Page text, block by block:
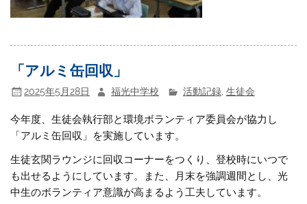
「アルミ缶回収」
2025年5月28日 福光中学校 活動記録, 生徒会
今年度、生徒会執行部と環境ボランティア委員会が協力し
「アルミ缶回収」を実施しています。
生徒玄関ラウンジに回収コーナーをつくり、登校時にいつで
も出せるようにしています。また、月末を強調週間とし、光
中生のボランティア意識が高まるよう工夫しています。